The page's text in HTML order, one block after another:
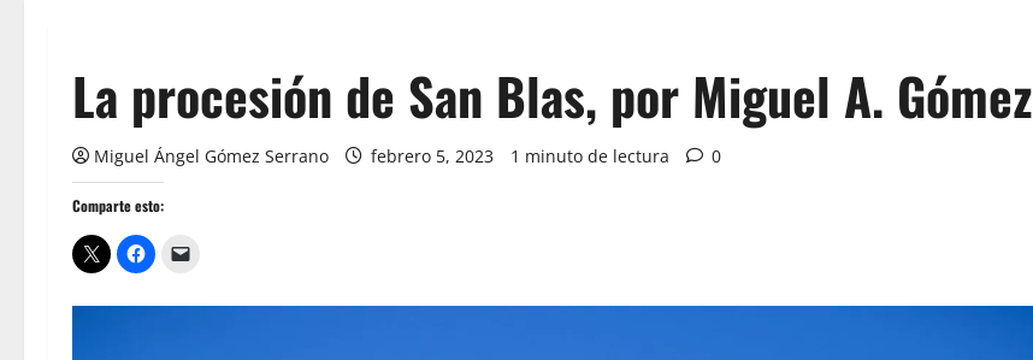
La procesión de San Blas, por Miguel A. Gómez
Miguel Ángel Gómez Serrano febrero 5, 2023 1 minuto de lectura 0
Comparte esto: